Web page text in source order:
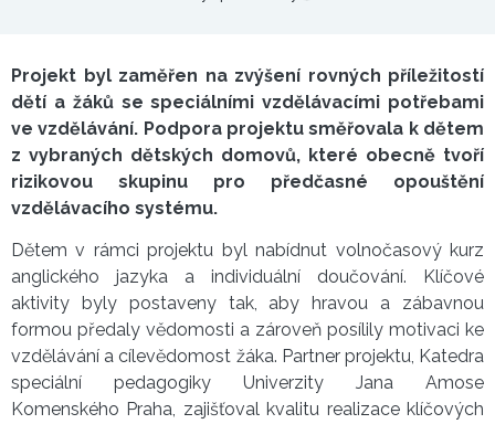
Projekt byl zaměřen na zvýšení rovných příležitostí
dětí a žáků se speciálními vzdělávacími potřebami
ve vzdělávání. Podpora projektu směřovala k dětem
z vybraných dětských domovů, které obecně tvoří
rizikovou skupinu pro předčasné opouštění
vzdělávacího systému.
Dětem v rámci projektu byl nabídnut volnočasový kurz
anglického jazyka a individuální doučování. Klíčové
aktivity byly postaveny tak, aby hravou a zábavnou
formou předaly vědomosti a zároveň posílily motivaci ke
vzdělávání a cílevědomost žáka. Partner projektu, Katedra
speciální pedagogiky Univerzity Jana Amose
Komenského Praha, zajišťoval kvalitu realizace klíčových